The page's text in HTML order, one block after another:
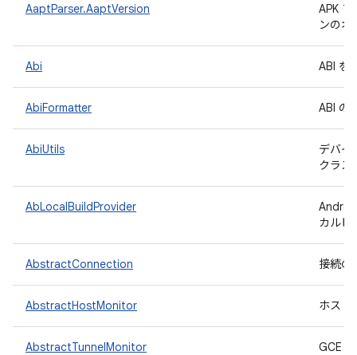
AaptParser.AaptVersion
APK
ンの
Abi ABI を
AbiFormatter ABI の
AbiUtils
デバイ
クラス
AbLocalBuildProvider
カルビ
AbstractConnection 接続の
AbstractHostMonitor ホスト
AbstractTunnelMonitor GCE